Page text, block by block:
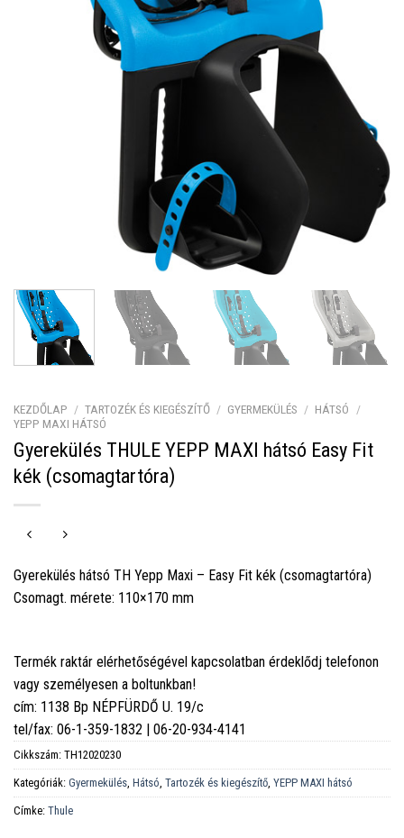
KEZDŐLAP / TARTOZÉK ÉS KIEGÉSZÍTŐ / GYERMEKÜLÉS / HÁTSÓ
/
YEPP MAXI HÁTSÓ
Gyerekülés THULE YEPP MAXI hátsó Easy Fit
kék (csomagtartóra)
Gyerekülés hátsó TH Yepp Maxi – Easy Fit kék (csomagtartóra)
Csomagt. mérete: 110×170 mm
Termék raktár elérhetőségével kapcsolatban érdeklődj telefonon
vagy személyesen a boltunkban!
cím: 1138 Bp NÉPFÜRDŐ U. 19/c
tel/fax: 06-1-359-1832 | 06-20-934-4141
Cikkszám: TH12020230
Kategóriák: Gyermekülés Hátsó Tartozék és kiegészítő YEPP MAXI hátsó
Címke: Thule